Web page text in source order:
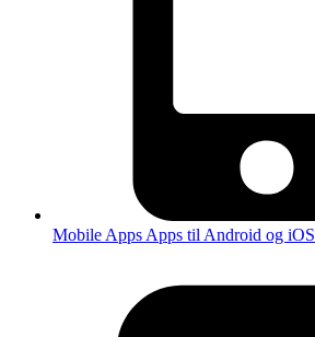
Mobile Apps Apps til Android og iOS